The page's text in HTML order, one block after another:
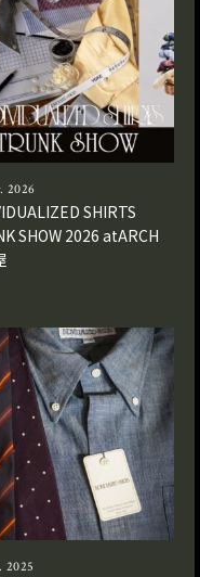
2026
SHIRTS
SHOW 2026 atARCH
2025